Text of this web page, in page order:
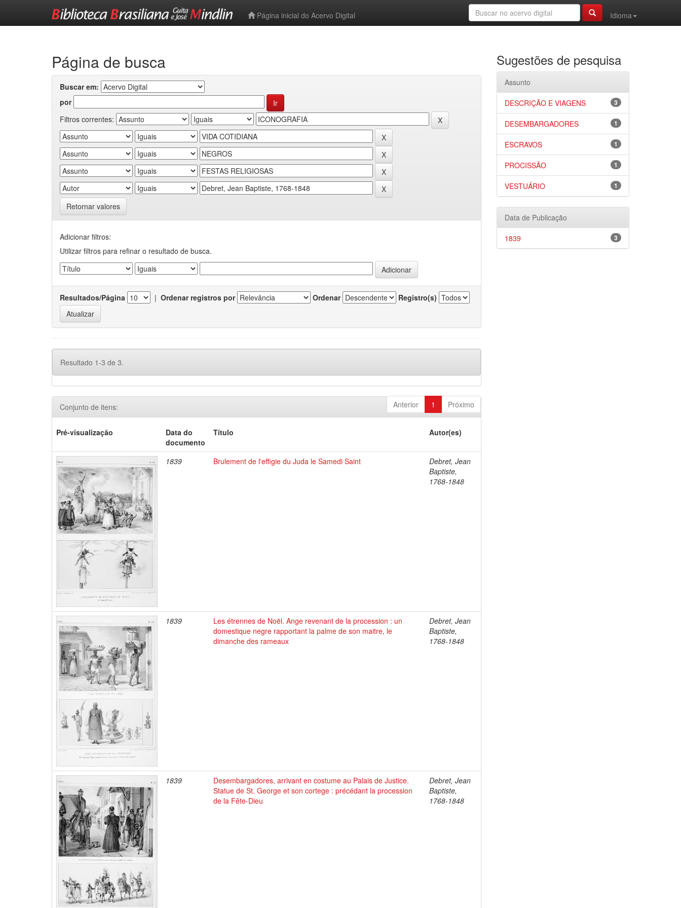
Página inicial do Acervo Digital
Idioma
Página de busca
Buscar em:
por
Filtros correntes:
Retornar valores
Adicionar filtros:
Utilizar filtros para refinar o resultado de busca.
Resultados/Página | Ordenar registros por Ordenar Registro(s)
Resultado 1-3 de 3.
Anterior 1 Próximo
Conjunto de itens:
Pré-visualização
Data do
documento
Título Autor(es)
1839 Brulement de l'effigie du Juda le Samedi Saint
Debret, Jean
Baptiste,
1768-1848
1839
Les étrennes de Noël. Ange revenant de la procession : un
domestique negre rapportant la palme de son maitre, le
dimanche des rameaux
Debret, Jean
Baptiste,
1768-1848
1839
Desembargadores, arrivant en costume au Palais de Justice.
Statue de St. George et son cortege : précédant la procession
de la Fête-Dieu
Debret, Jean
Baptiste,
1768-1848
Sugestões de pesquisa
Assunto
3
DESCRIÇÃO E VIAGENS
1
DESEMBARGADORES
1
ESCRAVOS
1
PROCISSÃO
1
VESTUÁRIO
Data de Publicação
3
1839